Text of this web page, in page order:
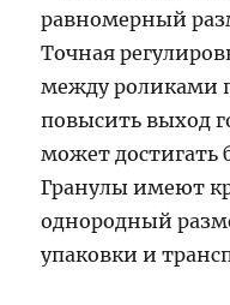
равномерный
Точная
между роликами
повысить выход
может достигать
Гранулы имеют
однородный
упаковки и